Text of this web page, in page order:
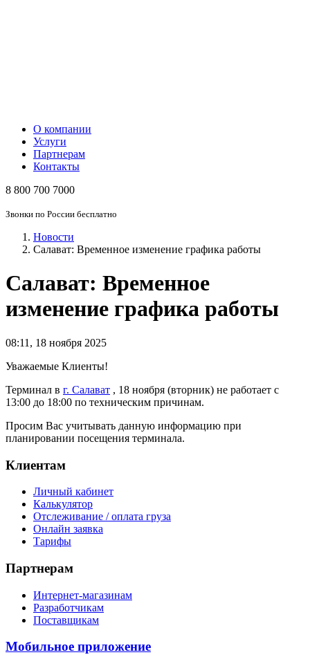
О компании
Услуги
Партнерам
Контакты
8 800 700 7000
Звонки по России бесплатно
Новости
Салават: Временное изменение графика работы
Салават: Временное
изменение графика работы
08:11 , 18 ноября 2025
Уважаемые Клиенты!
Терминал в г. Салават , 18 ноября (вторник) не работает с
13:00 до 18:00 по техническим причинам.
Просим Вас учитывать данную информацию при
планировании посещения терминала.
Клиентам
Личный кабинет
Калькулятор
Отслеживание / оплата груза
Онлайн заявка
Тарифы
Партнерам
Интернет-магазинам
Разработчикам
Поставщикам
Мобильное приложение